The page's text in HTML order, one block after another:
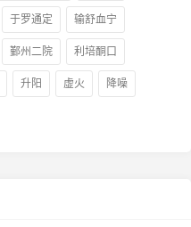
于罗通定 输舒血宁
鄞州二院 利培酮口
升阳 虚火 降噪